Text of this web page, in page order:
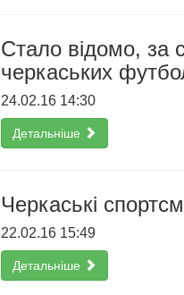
Стало відомо, за
черкаських
24.02.16 14:30
Детальніше
Черкаські
22.02.16 15:49
Детальніше